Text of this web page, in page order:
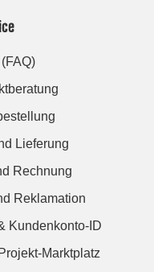
Lieferung
Rechnung
Reklamation
Kundenkonto-ID
Marktplatz